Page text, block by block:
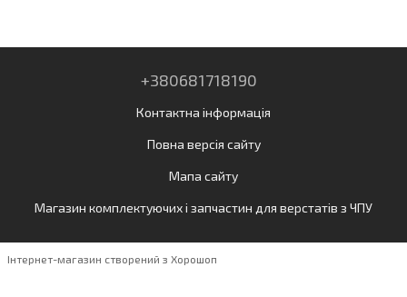
+380681718190
Контактна інформація
Повна версія сайту
Мапа сайту
Магазин комплектуючих і запчастин для верстатів з ЧПУ
Інтернет-магазин створений з Хорошоп